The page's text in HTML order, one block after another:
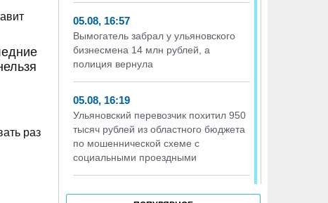
раз
05.08, 16:57
Вымогатель забрал у ульяновского
бизнесмена 14 млн рублей, а
полиция вернула
05.08, 16:19
Ульяновский перевозчик похитил 950
тысяч рублей из областного бюджета
по мошеннической схеме с
социальными проездными
05.08, 16:17